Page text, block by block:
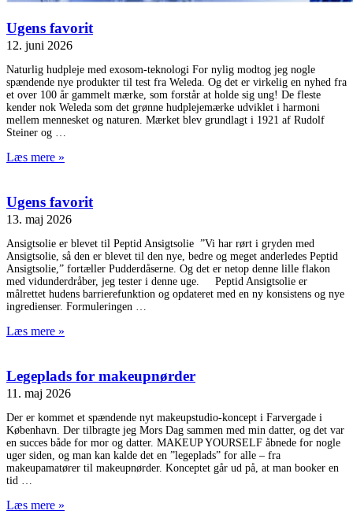
Ugens favorit
12. juni 2026
Naturlig hudpleje med exosom-teknologi For nylig modtog jeg nogle
spændende nye produkter til test fra Weleda. Og det er virkelig en nyhed fra
et over 100 år gammelt mærke, som forstår at holde sig ung! De fleste
kender nok Weleda som det grønne hudplejemærke udviklet i harmoni
mellem mennesket og naturen. Mærket blev grundlagt i 1921 af Rudolf
Steiner og
Læs mere »
Ugens favorit
13. maj 2026
Ansigtsolie er blevet til Peptid Ansigtsolie ”Vi har rørt i gryden med
Ansigtsolie, så den er blevet til den nye, bedre og meget anderledes Peptid
Ansigtsolie,” fortæller Pudderdåserne. Og det er netop denne lille flakon
med vidunderdråber, jeg tester i denne uge. Peptid Ansigtsolie er
målrettet hudens barrierefunktion og opdateret med en ny konsistens og nye
ingredienser. Formuleringen
Læs mere »
Legeplads for makeupnørder
11. maj 2026
Der er kommet et spændende nyt makeupstudio-koncept i Farvergade i
København. Der tilbragte jeg Mors Dag sammen med min datter, og det var
en succes både for mor og datter. MAKEUP YOURSELF åbnede for nogle
uger siden, og man kan kalde det en ”legeplads” for alle – fra
makeupamatører til makeupnørder. Konceptet går ud på, at man booker en
tid
Læs mere »